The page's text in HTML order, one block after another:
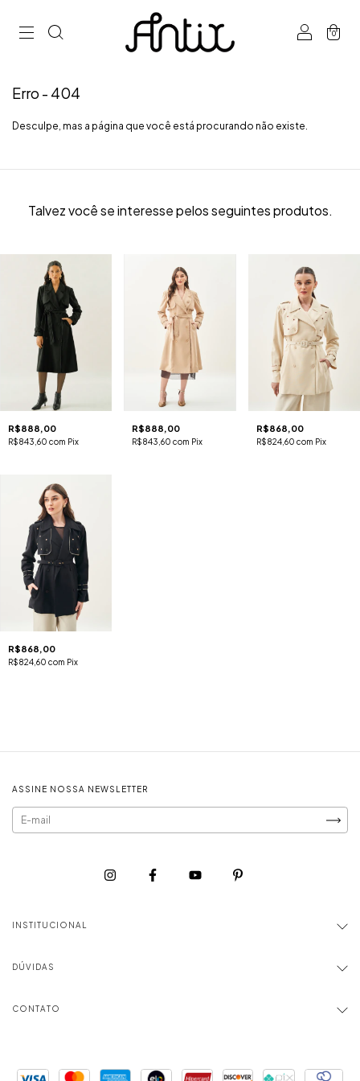
0
Erro - 404
Desculpe, mas a página que você está procurando não existe.
Talvez você se interesse pelos seguintes produtos.
R$888,00
R$843,60 com Pix
R$888,00
R$843,60com Pix
R$868,00
R$824,60 com Pix
R$868,00
R$824,60 com Pix
ASSINE NOSSA NEWSLETTER
INSTITUCIONAL
DÚVIDAS
CONTATO